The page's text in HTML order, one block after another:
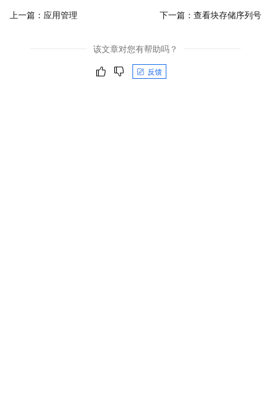
上一篇： 应用管理 下一篇： 查看块存储序列号
该文章对您有帮助吗？
反馈